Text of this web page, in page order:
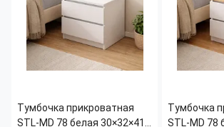
Тумбочка прикроватная
STL-MD 78 белая 30×32×41
Тумбочка
STL-MD 78